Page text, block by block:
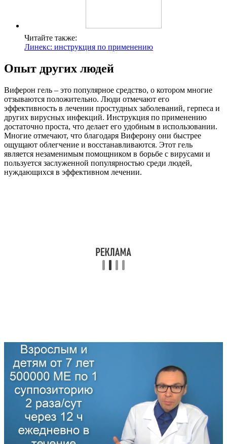
Читайте также:
Линекс: инструкция по применению
Опыт других людей
Виферон гель – это популярное средство, о котором многие
отзываются положительно. Люди отмечают его
эффективность в лечении простудных заболеваний, герпеса и
других вирусных инфекций. Инструкция по применению
достаточно проста, что делает его удобным в использовании.
Многие отмечают, что благодаря Виферону они быстрее
ощущают облегчение и восстанавливаются. Этот гель
является незаменимым помощником в борьбе с вирусами и
пользуется заслуженной популярностью среди людей,
нуждающихся в эффективном лечении.